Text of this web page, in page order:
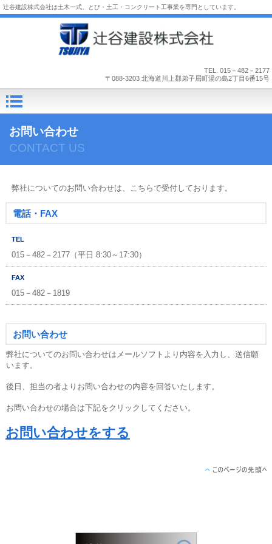
辻󠄀谷建設株式会社は土木一式、とび・土工・コンクリート工事業を専門としています。
TEL. 015－482－2177
〒088-3203 北海道川上郡弟子屈町湯の島2丁目6番15号
お問い合わせ
CONTACT US
弊社についてのお問い合わせは、こちらで受付しております。
電話・FAX
TEL
015－482－2177（平日 8:30～17:30）
FAX
015－482－1819
お問い合わせ
弊社についてのお問い合わせはメールソフトより内容を入力し、送信願
います。
後日、担当の者よりお問い合わせの内容を回答いたします。
お問い合わせの場合は下記をクリックしてください。
お問い合わせをする